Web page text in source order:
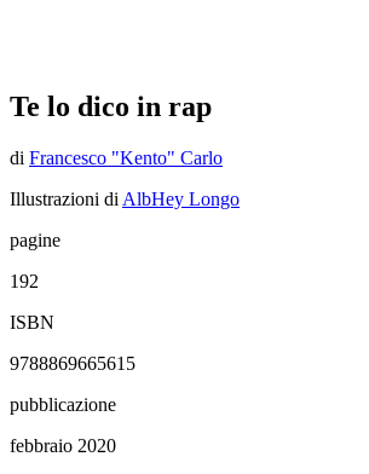
Te lo dico in rap
di Francesco "Kento" Carlo
Illustrazioni di AlbHey Longo
pagine
192
ISBN
9788869665615
pubblicazione
febbraio 2020